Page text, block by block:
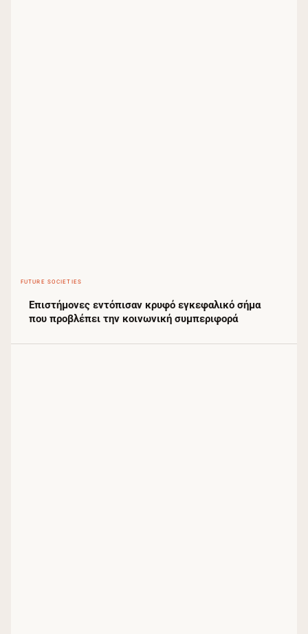
FUTURE SOCIETIES
Επιστήμονες εντόπισαν κρυφό εγκεφαλικό σήμα
που προβλέπει την κοινωνική συμπεριφορά